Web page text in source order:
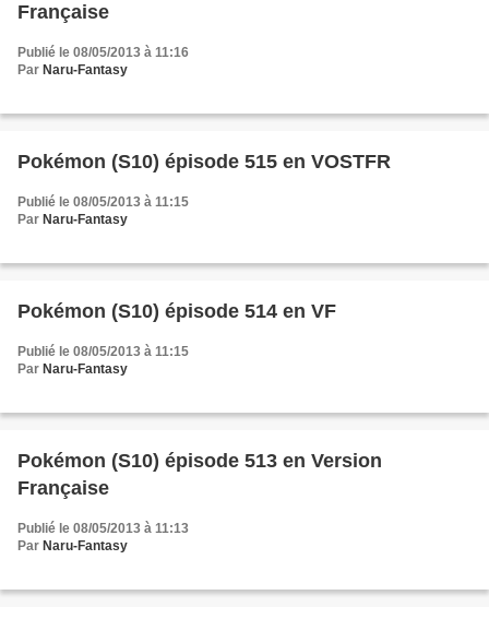
Française
Publié le 08/05/2013 à 11:16
Par Naru-Fantasy
Pokémon (S10) épisode 515 en VOSTFR
Publié le 08/05/2013 à 11:15
Par Naru-Fantasy
Pokémon (S10) épisode 514 en VF
Publié le 08/05/2013 à 11:15
Par Naru-Fantasy
Pokémon (S10) épisode 513 en Version
Française
Publié le 08/05/2013 à 11:13
Par Naru-Fantasy